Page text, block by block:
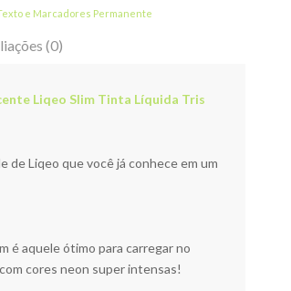
e Marcadores Permanente
(0)
Liqeo Slim Tinta Líquida Tris
de Liqeo que você já conhece em um
é aquele ótimo para carregar no
cores neon super intensas!